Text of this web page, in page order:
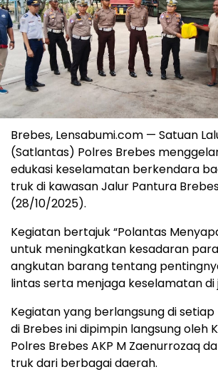
Brebes, Lensabumi.com — Satuan
(Satlantas) Polres Brebes
edukasi keselamatan berkendara
truk di kawasan Jalur Pantura
(28/10/2025).
Kegiatan bertajuk “Polantas
untuk meningkatkan kesadaran
angkutan barang tentang
lintas serta menjaga keselamatan di
Kegiatan yang berlangsung di
di Brebes ini dipimpin langsung oleh
Polres Brebes AKP M Zaenurrozaq
truk dari berbagai daerah.